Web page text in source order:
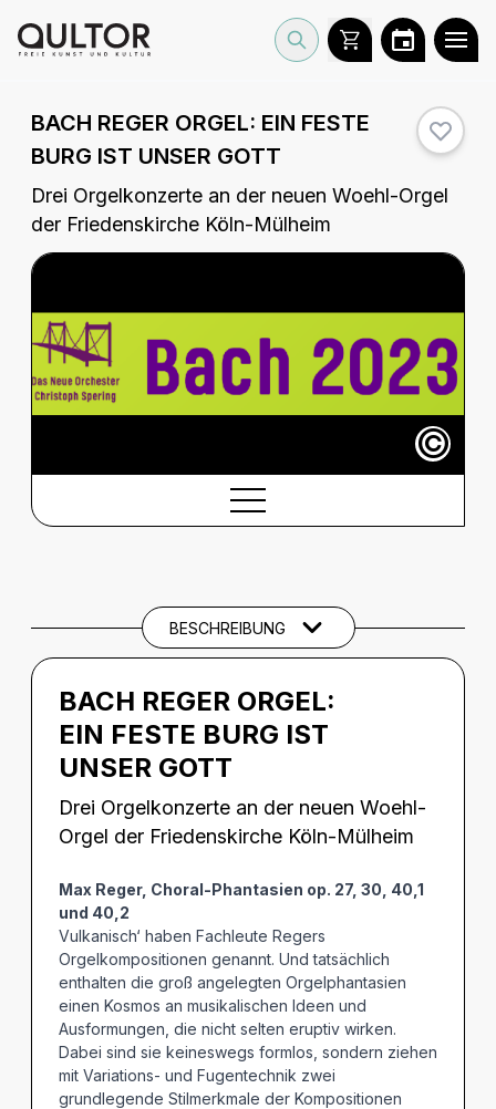
BACH REGER ORGEL: EIN FESTE
BURG IST UNSER GOTT
Drei Orgelkonzerte an der neuen Woehl-Orgel
der Friedenskirche Köln-Mülheim
©
BESCHREIBUNG
BACH REGER ORGEL:
EIN FESTE BURG IST
UNSER GOTT
Drei Orgelkonzerte an der neuen Woehl-
Orgel der Friedenskirche Köln-Mülheim
Max Reger, Choral-Phantasien op. 27, 30, 40,1
und 40,2
Vulkanisch‘ haben Fachleute Regers
Orgelkompositionen genannt. Und tatsächlich
enthalten die groß angelegten Orgelphantasien
einen Kosmos an musikalischen Ideen und
Ausformungen, die nicht selten eruptiv wirken.
Dabei sind sie keineswegs formlos, sondern ziehen
mit Variations- und Fugentechnik zwei
grundlegende Stilmerkmale der Kompositionen